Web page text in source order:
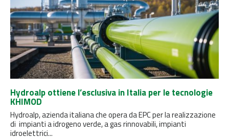
Hydroalp ottiene l’esclusiva in Italia per le tecnologie
KHIMOD
Hydroalp, azienda italiana che opera da EPC per la realizzazione
di impianti a idrogeno verde, a gas rinnovabili, impianti
idroelettrici...